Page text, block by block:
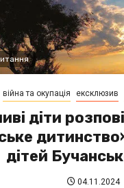
війна та окупація ексклюзив
діти
дітей
04.11.2024